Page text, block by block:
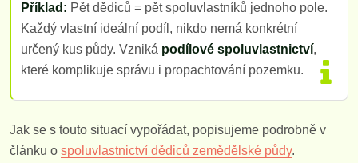
Příklad: Pět dědiců = pět spoluvlastníků jednoho pole.
Každý vlastní ideální podíl, nikdo nemá konkrétní
určený kus půdy. Vzniká podílové spoluvlastnictví,
které komplikuje správu i propachtování pozemku.
Jak se s touto situací vypořádat, popisujeme podrobně v
článku o spoluvlastnictví dědiců zemědělské půdy.